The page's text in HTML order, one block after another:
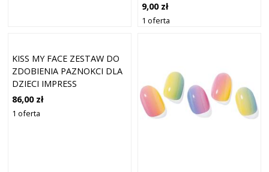
9,00 zł
1 oferta
KISS MY FACE ZESTAW DO
ZDOBIENIA PAZNOKCI DLA
DZIECI IMPRESS
86,00 zł
1 oferta